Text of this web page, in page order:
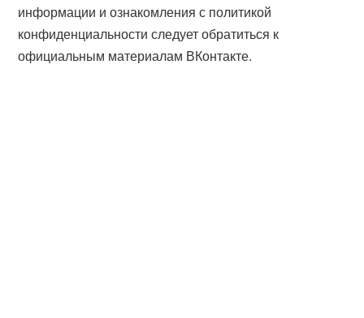
информации и ознакомления с политикой
конфиденциальности следует обратиться к
официальным материалам ВКонтакте.